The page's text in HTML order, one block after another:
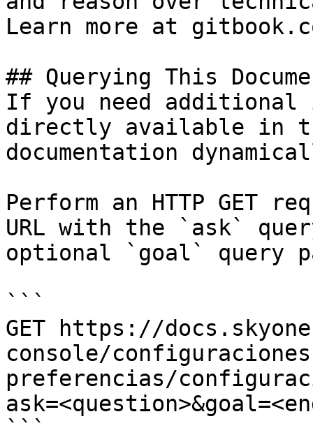
Learn more at
## Querying This
If you need
directly available in
documentation
Perform an HTTP GET
URL with the `ask`
optional `goal` query
```
GET https://
console/
preferencias/
```